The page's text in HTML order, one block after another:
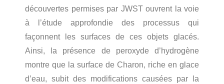
découvertes permises par JWST ouvrent la voie
à l’étude approfondie des processus qui
façonnent les surfaces de ces objets glacés.
Ainsi, la présence de peroxyde d’hydrogène
montre que la surface de Charon, riche en glace
d’eau, subit des modifications causées par la